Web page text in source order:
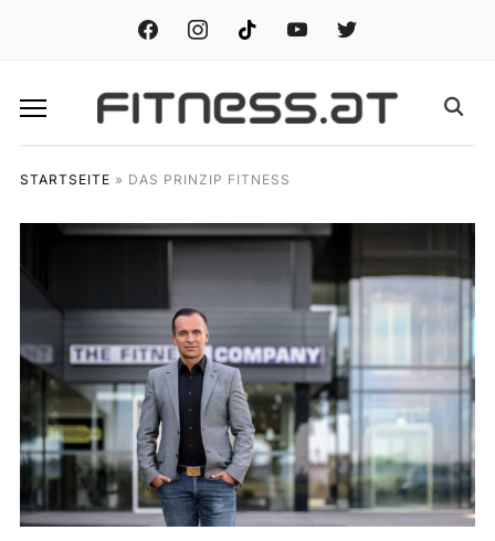
facebook instagramtiktok youtube twitter
STARTSEITE » DAS PRINZIP FITNESS